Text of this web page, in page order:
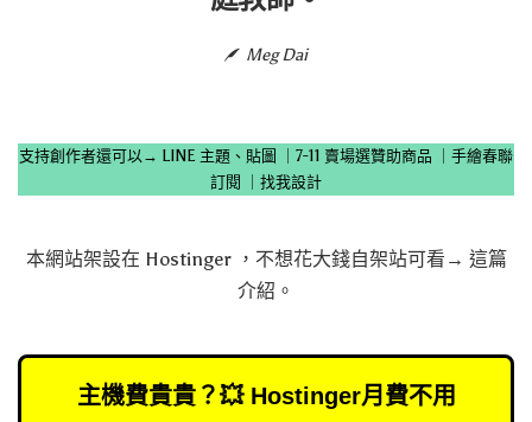
Meg Dai
支持創作者還可以→ LINE 主題、貼圖 7-11 賣場選贊助商品
手繪春聯
訂閱
找我設計
本網站架設在 Hostinger，不想花大錢自架站可看→ 這篇
介紹 。
主機費貴貴？💥 Hostinger月費不用